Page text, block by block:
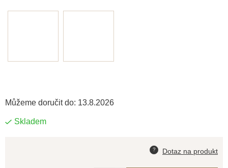
Skladem
Můžeme doručit do: 13.8.2026